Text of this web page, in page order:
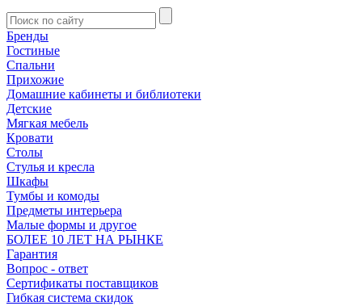
Бренды
Гостиные
Спальни
Прихожие
Домашние кабинеты и библиотеки
Детские
Мягкая мебель
Кровати
Столы
Стулья и кресла
Шкафы
Тумбы и комоды
Предметы интерьера
Малые формы и другое
БОЛЕЕ 10 ЛЕТ НА РЫНКЕ
Гарантия
Вопрос - ответ
Сертификаты поставщиков
Гибкая система скидок